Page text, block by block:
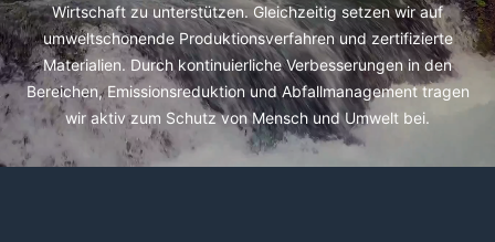
Wirtschaft zu unterstützen. Gleichzeitig setzen wir auf
umweltschonende Produktionsverfahren und zertifizierte
Materialien. Durch kontinuierliche Verbesserungen in den
Bereichen, Emissionsreduktion und Abfallmanagement tragen
wir aktiv zum Schutz von Mensch und Umwelt bei.